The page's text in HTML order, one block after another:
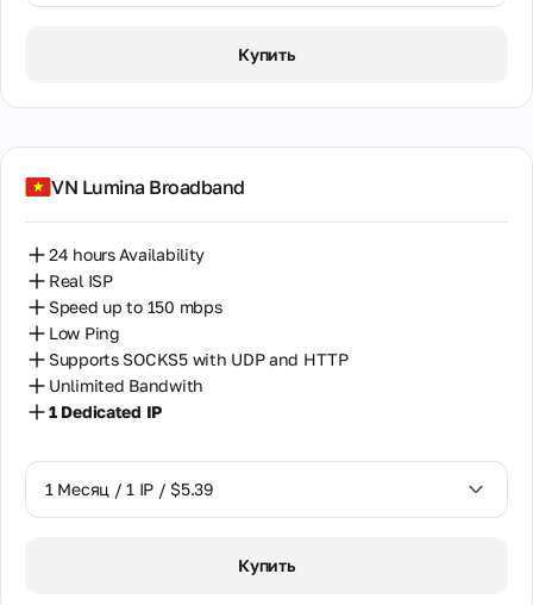
Купить
VN Lumina Broadband
24 hours Availability
Real ISP
Speed up to 150 mbps
Low Ping
Supports SOCKS5 with UDP and HTTP
Unlimited Bandwith
1 Dedicated IP
1 Месяц / 1 IP / $5.39
Купить